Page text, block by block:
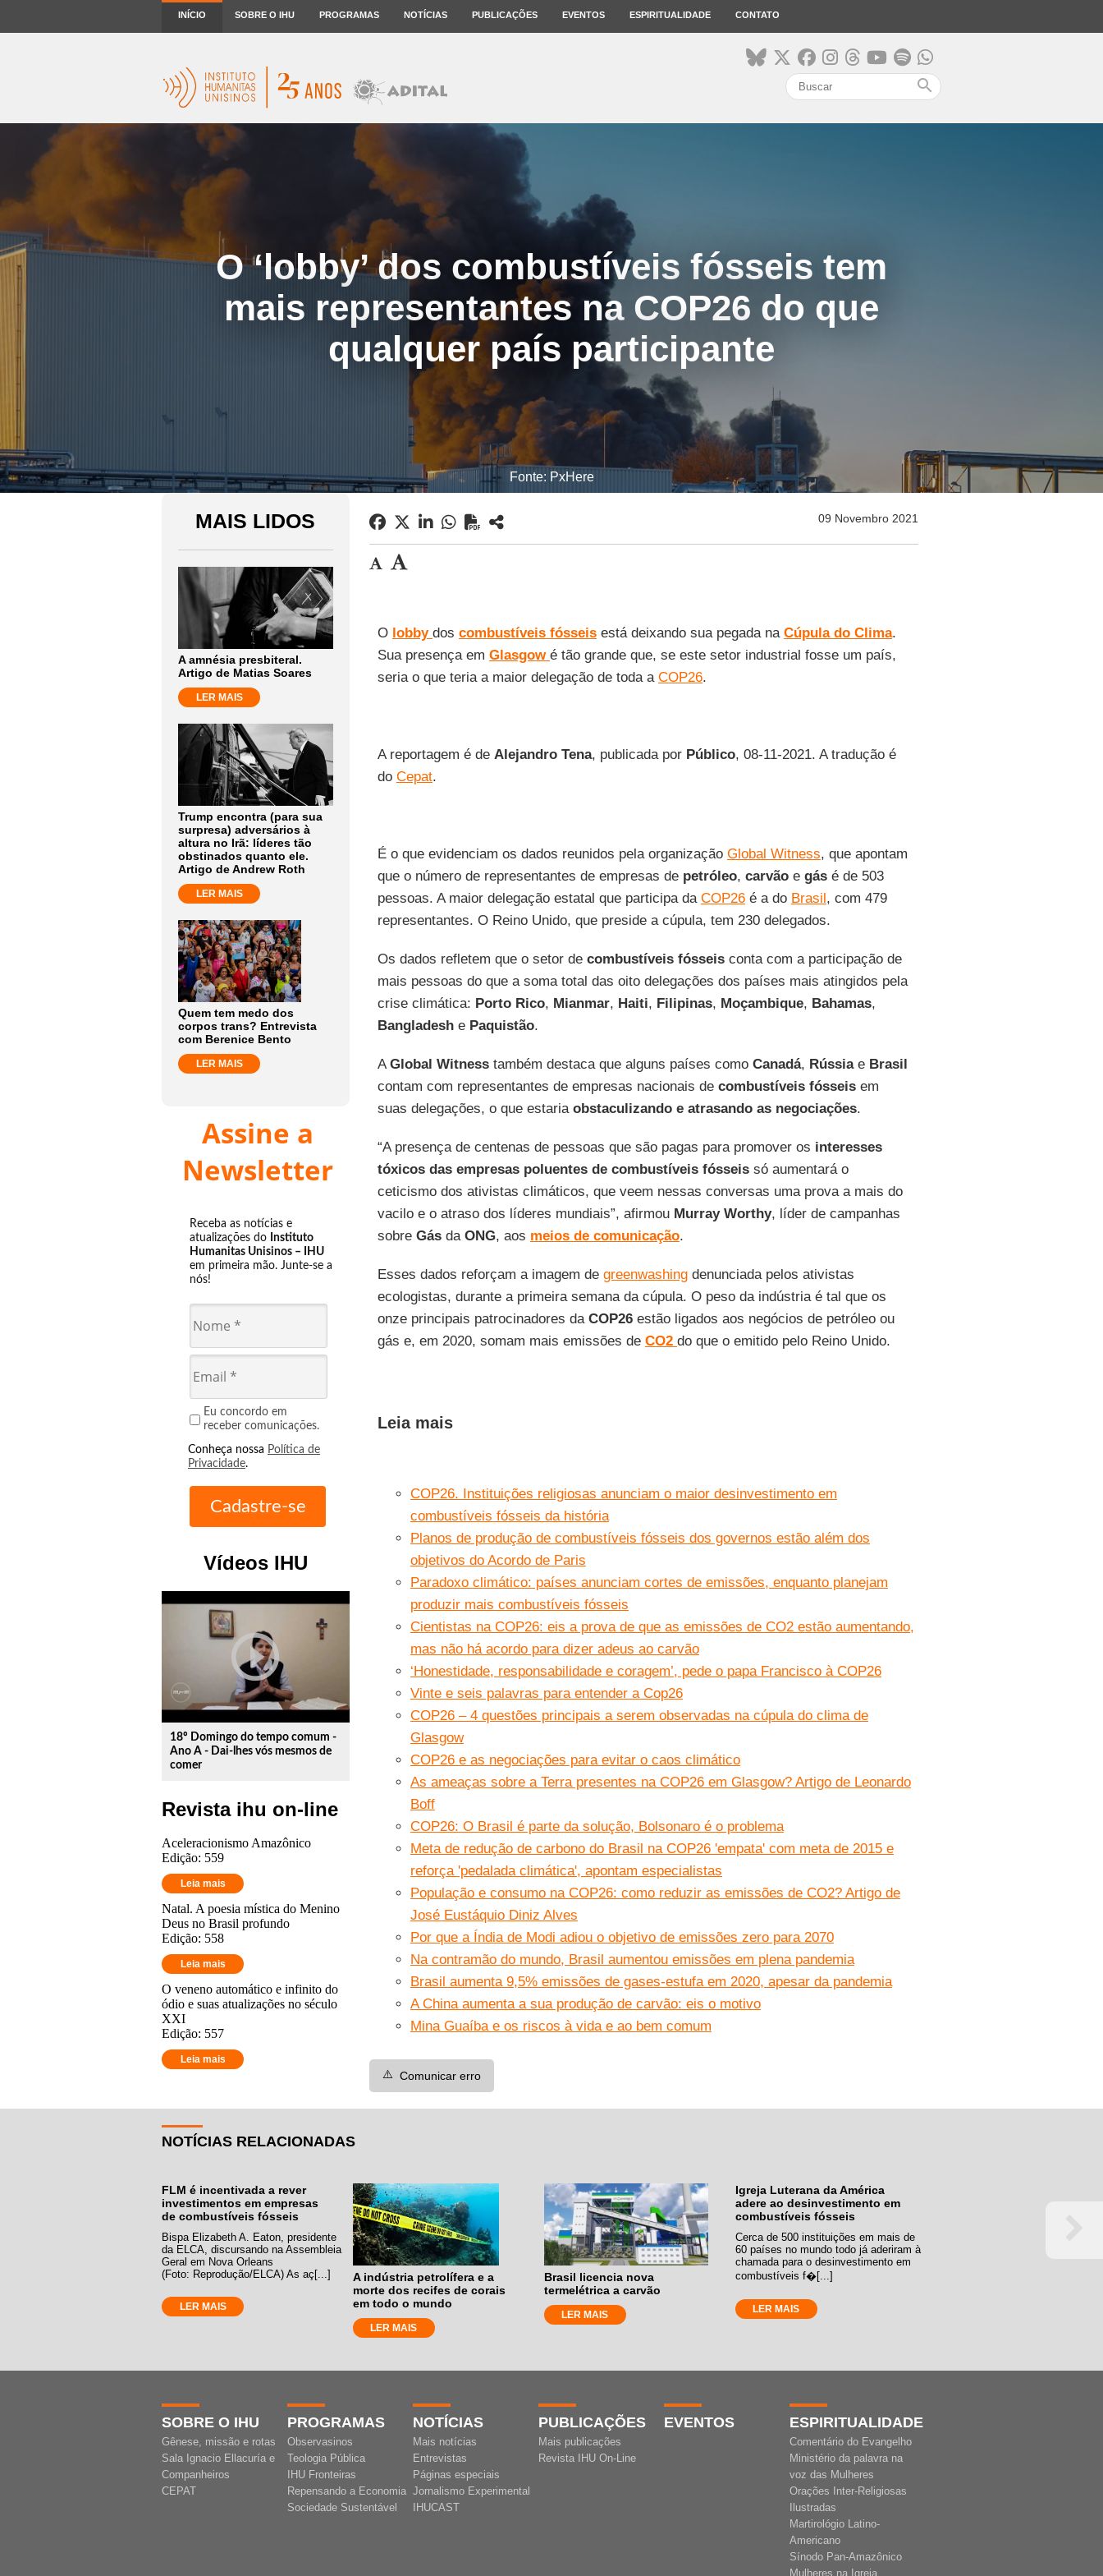
INÍCIO SOBRE O IHU PROGRAMAS NOTÍCIAS PUBLICAÇÕES EVENTOS ESPIRITUALIDADE CONTATO
search
O ‘lobby’ dos combustíveis fósseis tem
mais representantes na COP26 do que
qualquer país participante
Fonte: PxHere
MAIS LIDOS
A amnésia presbiteral.
Artigo de Matias Soares
LER MAIS
Trump encontra (para sua
surpresa) adversários à
altura no Irã: líderes tão
obstinados quanto ele.
Artigo de Andrew Roth
LER MAIS
Quem tem medo dos
corpos trans? Entrevista
com Berenice Bento
LER MAIS
Assine a
Newsletter
Receba as notícias e
atualizações do Instituto
Humanitas Unisinos – IHU
em primeira mão. Junte-se a
nós!
Eu concordo em
receber comunicações.
Conheça nossa Política de
Privacidade.
Vídeos IHU
play_circle_outline
18º Domingo do tempo comum -
Ano A - Dai-lhes vós mesmos de
comer
Revista ihu on-line
Aceleracionismo Amazônico
Edição: 559
Leia mais
Natal. A poesia mística do Menino
Deus no Brasil profundo
Edição: 558
Leia mais
O veneno automático e infinito do
ódio e suas atualizações no século
XXI
Edição: 557
Leia mais
09 Novembro 2021
O lobby dos combustíveis fósseisestá deixando sua pegada na Cúpula do Clima.
Sua presença em Glasgow é tão grande que, se este setor industrial fosse um país,
seria o que teria a maior delegação de toda a COP26.
A reportagem é de Alejandro Tena, publicada por Público, 08-11-2021. A tradução é
do Cepat.
É o que evidenciam os dados reunidos pela organização Global Witness, que apontam
que o número de representantes de empresas de petróleo, carvãoe gásé de 503
pessoas. A maior delegação estatal que participa da COP26é a do Brasil, com 479
representantes. O Reino Unido, que preside a cúpula, tem 230 delegados.
Os dados refletem que o setor de combustíveis fósseisconta com a participação de
mais pessoas do que a soma total das oito delegações dos países mais atingidos pela
crise climática: Porto Rico, Mianmar, Haiti, Filipinas, Moçambique, Bahamas,
Bangladeshe Paquistão.
AGlobal Witnesstambém destaca que alguns países como Canadá, Rússiae Brasil
contam com representantes de empresas nacionais de combustíveis fósseisem
suas delegações, o que estaria obstaculizando e atrasando as negociações.
“A presença de centenas de pessoas que são pagas para promover os interesses
tóxicos das empresas poluentes de combustíveis fósseissó aumentará o
ceticismo dos ativistas climáticos, que veem nessas conversas uma prova a mais do
vacilo e o atraso dos líderes mundiais”, afirmou Murray Worthy, líder de campanhas
sobre Gásda ONG, aos meios de comunicação.
Esses dados reforçam a imagem de greenwashing denunciada pelos ativistas
ecologistas, durante a primeira semana da cúpula. O peso da indústria é tal que os
onze principais patrocinadores da COP26estão ligados aos negócios de petróleo ou
gás e, em 2020, somam mais emissões de CO2 do que o emitido pelo Reino Unido.
Leia mais
COP26. Instituições religiosas anunciam o maior desinvestimento em
combustíveis fósseis da história
Planos de produção de combustíveis fósseis dos governos estão além dos
objetivos do Acordo de Paris
Paradoxo climático: países anunciam cortes de emissões, enquanto planejam
produzir mais combustíveis fósseis
Cientistas na COP26: eis a prova de que as emissões de CO2 estão aumentando,
mas não há acordo para dizer adeus ao carvão
‘Honestidade, responsabilidade e coragem’, pede o papa Francisco à COP26
Vinte e seis palavras para entender a Cop26
COP26 – 4 questões principais a serem observadas na cúpula do clima de
Glasgow
COP26 e as negociações para evitar o caos climático
As ameaças sobre a Terra presentes na COP26 em Glasgow? Artigo de Leonardo
Boff
COP26: O Brasil é parte da solução, Bolsonaro é o problema
Meta de redução de carbono do Brasil na COP26 'empata' com meta de 2015 e
reforça 'pedalada climática', apontam especialistas
População e consumo na COP26: como reduzir as emissões de CO2? Artigo de
José Eustáquio Diniz Alves
Por que a Índia de Modi adiou o objetivo de emissões zero para 2070
Na contramão do mundo, Brasil aumentou emissões em plena pandemia
Brasil aumenta 9,5% emissões de gases-estufa em 2020, apesar da pandemia
A China aumenta a sua produção de carvão: eis o motivo
Mina Guaíba e os riscos à vida e ao bem comum
⚠️ Comunicar erro
NOTÍCIAS RELACIONADAS
FLM é incentivada a rever
investimentos em empresas
de combustíveis fósseis
Bispa Elizabeth A. Eaton, presidente
da ELCA, discursando na Assembleia
Geral em Nova Orleans
(Foto: Reprodução/ELCA) As aç[...]
LER MAIS
A indústria petrolífera e a
morte dos recifes de corais
em todo o mundo
LER MAIS
Brasil licencia nova
termelétrica a carvão
LER MAIS
Igreja Luterana da América
adere ao desinvestimento em
combustíveis fósseis
Cerca de 500 instituições em mais de
60 países no mundo todo já aderiram à
chamada para o desinvestimento em
combustíveis f�[...]
LER MAIS
SOBRE O IHU
Gênese, missão e rotas
Sala Ignacio Ellacuría e
Companheiros
CEPAT
PROGRAMAS
Observasinos
Teologia Pública
IHU Fronteiras
Repensando a Economia
Sociedade Sustentável
NOTÍCIAS
Mais notícias
Entrevistas
Páginas especiais
Jornalismo Experimental
IHUCAST
PUBLICAÇÕES
Mais publicações
Revista IHU On-Line
EVENTOS ESPIRITUALIDADE
Comentário do Evangelho
Ministério da palavra na
voz das Mulheres
Orações Inter-Religiosas
Ilustradas
Martirológio Latino-
Americano
Sínodo Pan-Amazônico
Mulheres na Igreja